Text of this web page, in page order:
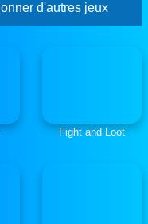
d'autres jeux
Fight and Loot